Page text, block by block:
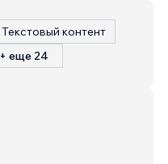
Текстовый контент
+ еще 24